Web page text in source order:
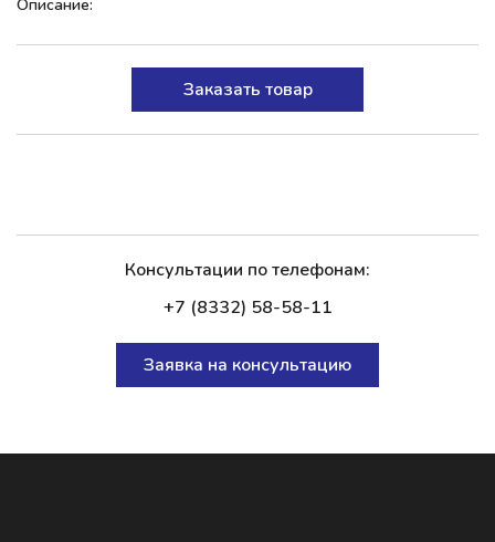
Описание:
Заказать товар
Консультации по телефонам:
+7 (8332) 58-58-11
Заявка на консультацию